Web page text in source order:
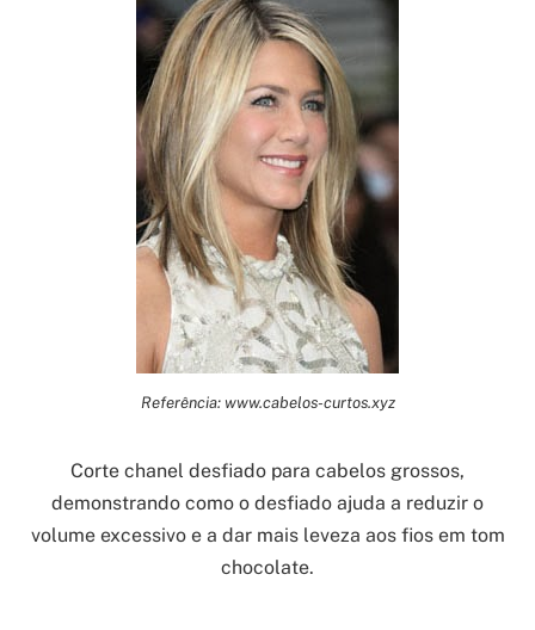
Referência: www.cabelos-curtos.xyz
Corte chanel desfiado para cabelos grossos,
demonstrando como o desfiado ajuda a reduzir o
volume excessivo e a dar mais leveza aos fios em tom
chocolate.